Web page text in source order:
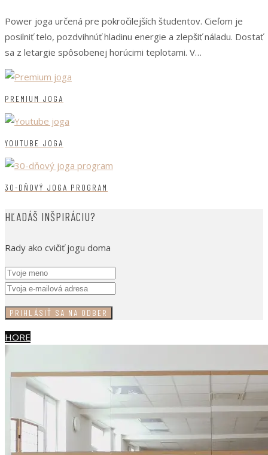
Power joga určená pre pokročilejších študentov. Cieľom je
posilniť telo, pozdvihnúť hladinu energie a zlepšiť náladu. Dostať
sa z letargie spôsobenej horúcimi teplotami. V…
PREMIUM JOGA
YOUTUBE JOGA
30-DŇOVÝ JOGA PROGRAM
HĽADÁŠ INŠPIRÁCIU?
Rady ako cvičiť jogu doma
HORE